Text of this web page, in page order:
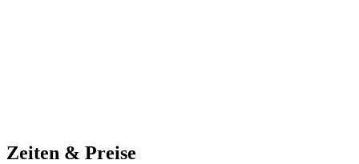
Zeiten & Preise